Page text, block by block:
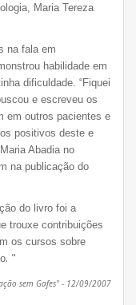
Maria Tereza
na fala em
habilidade em
dificuldade. “Fiquei
e escreveu os
em outros pacientes e
positivos deste e
Abadia no
na publicação do
do livro foi a
trouxe contribuições
os cursos sobre
. "
sem Gafes" - 12/09/2007